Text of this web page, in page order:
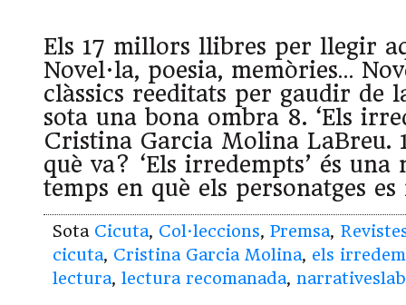
Els 17 millors llibres per llegir
Novel·la, poesia, memòries…
clàssics reeditats per gaudir de
sota una bona ombra 8. ‘Els
Cristina Garcia Molina LaBreu.
què va? ‘Els irredempts’ és
temps en què els personatges
Sota Cicuta, Col·leccions, Premsa,
cicuta, Cristina Garcia Molina, els
lectura, lectura recomanada,